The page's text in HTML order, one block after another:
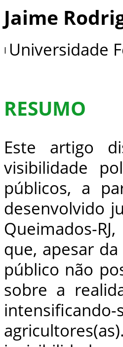
Jaime
I Universidade
RESUMO
Este artigo
visibilidade
públicos, a
desenvolvido
Queimados-
que, apesar
público não
sobre a